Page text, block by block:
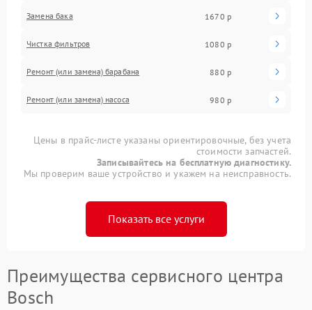
Замена бака 1670 р
Чистка фильтров 1080 р
Ремонт (или замена) барабана 880 р
Ремонт (или замена) насоса 980 р
Цены в прайс-листе указаны ориентировочные, без учета
стоимости запчастей.
Записывайтесь на бесплатную диагностику.
Мы проверим ваше устройство и укажем на неисправность.
Показать все услуги
Преимущества сервисного центра
Bosch